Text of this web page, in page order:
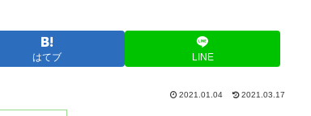
はてブ LINE
2021.01.04 2021.03.17